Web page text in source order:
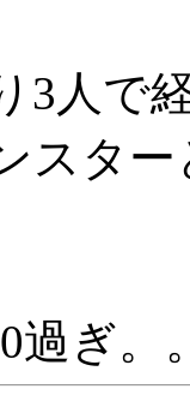
3人で
スタ
過ぎ。